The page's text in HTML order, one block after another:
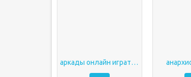
аркады онлайн играть бесплатно без регистрации